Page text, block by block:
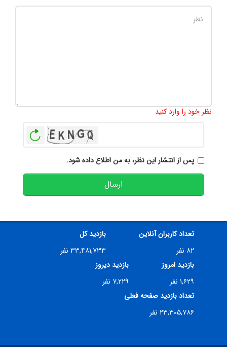
نظر خود را وارد کنید
پس از انتشار این نظر، به من اطلاع داده شود.
ارسال
تعداد کاربران آنلاین
۸۲ نفر
بازدید کل
۳۳,۴۸۱,۷۳۳ نفر
بازدید امروز
۱,۶۲۹ نفر
بازدید دیروز
۷,۲۲۹ نفر
تعداد بازدید صفحه فعلی
۲۳,۳۰۵,۷۸۶ نفر